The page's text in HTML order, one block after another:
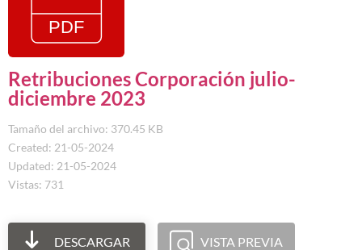
Retribuciones Corporación julio-
diciembre 2023
Tamaño del archivo: 370.45 KB
Created: 21-05-2024
Updated: 21-05-2024
Vistas: 731
DESCARGAR VISTA PREVIA